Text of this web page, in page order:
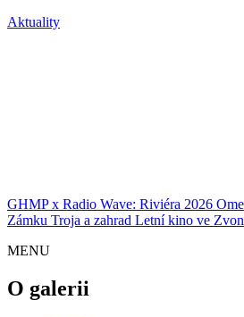
Aktuality
GHMP x Radio Wave: Riviéra 2026
Zámku Troja a zahrad Letní kino ve
MENU
O galerii